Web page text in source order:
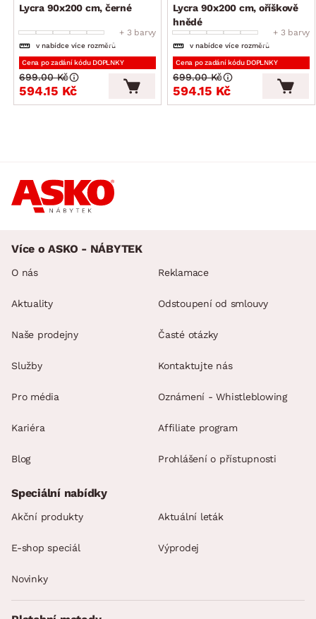
Lycra 90x200 cm, černé
+ 3 barvy
v nabídce více rozměrů
Cena po zadání kódu DOPLNKY
594.15 Kč
699.00 Kč
Lycra 90x200 cm, oříškově
hnědé
+ 3 barvy
v nabídce více rozměrů
Cena po zadání kódu DOPLNKY
594.15 Kč
699.00 Kč
Více o ASKO - NÁBYTEK
O nás
Aktuality
Naše prodejny
Služby
Pro média
Kariéra
Blog
Reklamace
Odstoupení od smlouvy
Časté otázky
Kontaktujte nás
Oznámení - Whistleblowing
Affiliate program
Prohlášení o přístupnosti
Speciální nabídky
Akční produkty Aktuální leták
E-shop speciál Výprodej
Novinky